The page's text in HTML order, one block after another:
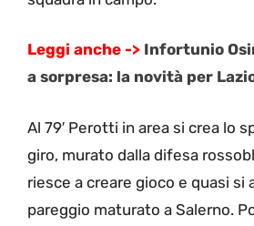
Leggi anche -> Infortunio
a sorpresa: la novità per
Al 79′ Perotti in area si crea lo
giro, murato dalla difesa
riesce a creare gioco e quasi si
pareggio maturato a Salerno.